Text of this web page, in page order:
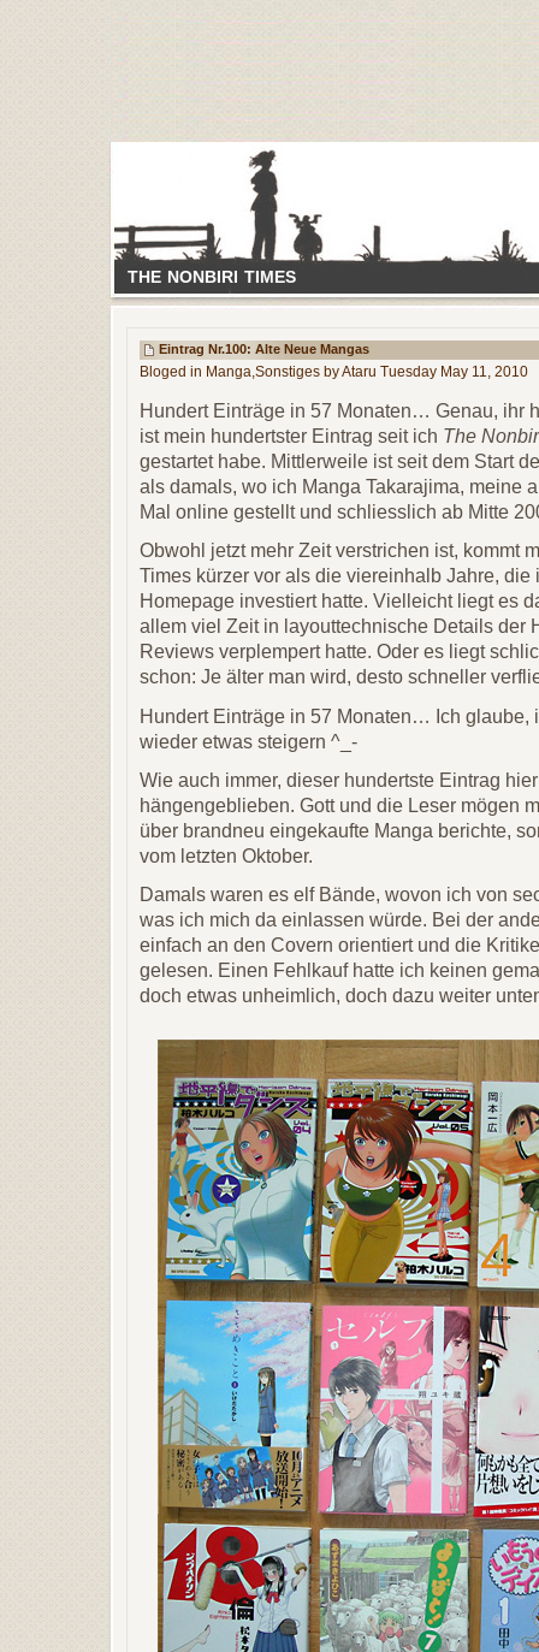
THE NONBIRI TIMES
Eintrag Nr.100: Alte Neue Mangas
Bloged in Manga,Sonstiges by Ataru Tuesday May 11, 2010
Hundert Einträge in 57 Monaten… Genau, ihr
ist mein hundertster Eintrag seit ich The
gestartet habe. Mittlerweile ist seit dem Start
als damals, wo ich Manga Takarajima, meine
Mal online gestellt und schliesslich ab Mitte
Obwohl jetzt mehr Zeit verstrichen ist, kommt
Times kürzer vor als die viereinhalb Jahre, die
Homepage investiert hatte. Vielleicht liegt es
allem viel Zeit in layouttechnische Details der
Reviews verplempert hatte. Oder es liegt
schon: Je älter man wird, desto schneller
Hundert Einträge in 57 Monaten… Ich glaube,
wieder etwas steigern ^_-
Wie auch immer, dieser hundertste Eintrag
hängengeblieben. Gott und die Leser mögen
über brandneu eingekaufte Manga berichte,
vom letzten Oktober.
Damals waren es elf Bände, wovon ich von
was ich mich da einlassen würde. Bei der
einfach an den Covern orientiert und die
gelesen. Einen Fehlkauf hatte ich keinen
doch etwas unheimlich, doch dazu weiter